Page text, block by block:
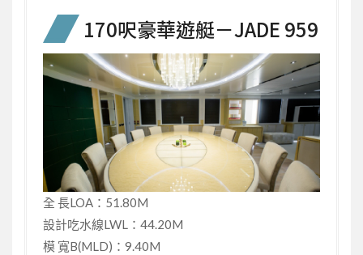
170呎豪華遊艇－JADE 959
全 長LOA：51.80M
設計吃水線LWL：44.20M
模 寬B(MLD)：9.40M